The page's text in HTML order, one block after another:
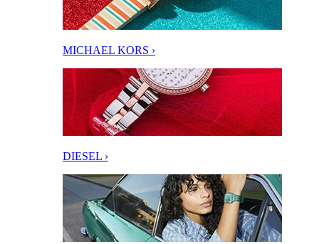
MICHAEL KORS ›
DIESEL ›